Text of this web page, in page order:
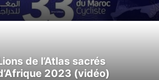
de l’Atlas sacrés
2023 (vidéo)